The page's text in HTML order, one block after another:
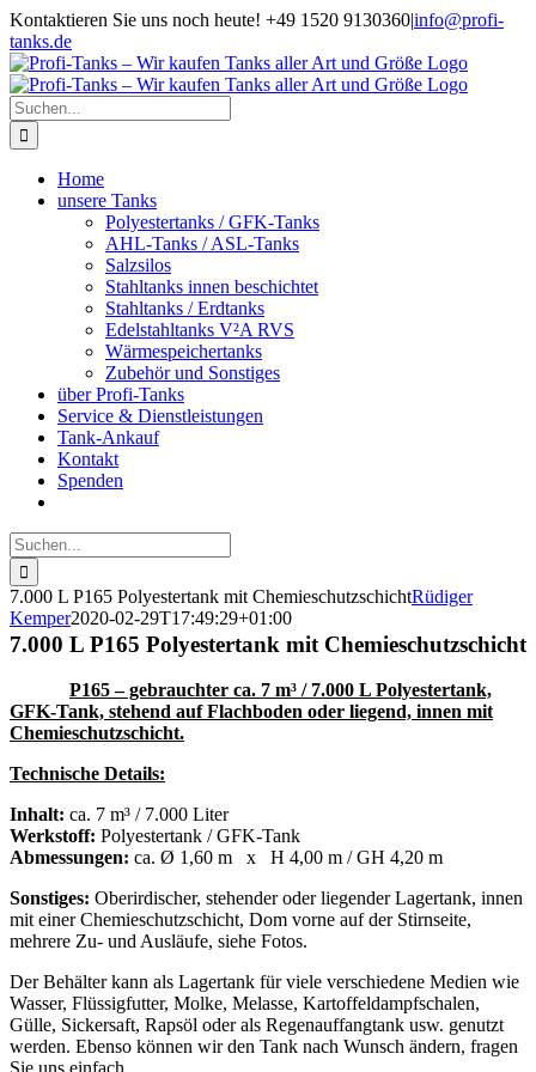
Zum
Inhalt
springen
Kontaktieren Sie uns noch heute! +49 1520 9130360|info@profi-
tanks.de
Suche
nach:
Home
unsere Tanks
Polyestertanks / GFK-Tanks
AHL-Tanks / ASL-Tanks
Salzsilos
Stahltanks innen beschichtet
Stahltanks / Erdtanks
Edelstahltanks V²A RVS
Wärmespeichertanks
Zubehör und Sonstiges
über Profi-Tanks
Service & Dienstleistungen
Tank-Ankauf
Kontakt
Spenden
Suche
nach:
7.000 L P165 Polyestertank mit ChemieschutzschichtRüdiger
Kemper2020-02-29T17:49:29+01:00
7.000 L P165 Polyestertank mit Chemieschutzschicht
P165 – gebrauchter ca. 7 m³ / 7.000 L Polyestertank,
GFK-Tank, stehend auf Flachboden oder liegend, innen mit
Chemieschutzschicht.
Technische Details:
Inhalt: ca. 7 m³ / 7.000 Liter
Werkstoff: Polyestertank / GFK-Tank
Abmessungen: ca. Ø 1,60 m x H 4,00 m / GH 4,20 m
Sonstiges: Oberirdischer, stehender oder liegender Lagertank, innen
mit einer Chemieschutzschicht, Dom vorne auf der Stirnseite,
mehrere Zu- und Ausläufe, siehe Fotos.
Der Behälter kann als Lagertank für viele verschiedene Medien wie
Wasser, Flüssigfutter, Molke, Melasse, Kartoffeldampfschalen,
Gülle, Sickersaft, Rapsöl oder als Regenauffangtank usw. genutzt
werden. Ebenso können wir den Tank nach Wunsch ändern, fragen
Sie uns einfach.